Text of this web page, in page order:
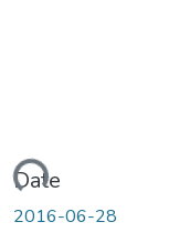
Loading...
Date
2016-06-28